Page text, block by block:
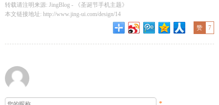
转载请注明来源: JingBlog -
《圣诞节手机主题》
本文链接地址: http://www.jing-ui.com/design/14
赞
7